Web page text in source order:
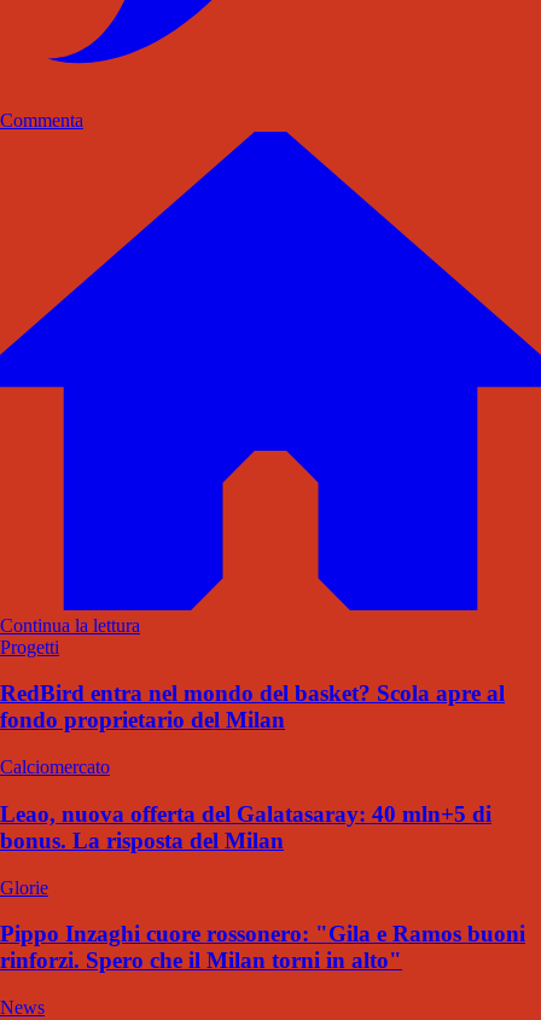
Commenta
Continua la lettura
Progetti
RedBird entra nel mondo del basket? Scola apre al
fondo proprietario del Milan
Calciomercato
Leao, nuova offerta del Galatasaray: 40 mln+5 di
bonus. La risposta del Milan
Glorie
Pippo Inzaghi cuore rossonero: "Gila e Ramos buoni
rinforzi. Spero che il Milan torni in alto"
News